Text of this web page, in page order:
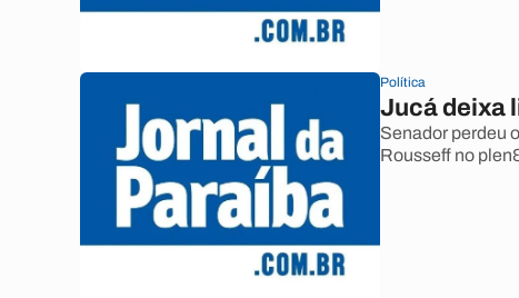
Política
Jucá deixa
Senador perdeu
Rousseff no